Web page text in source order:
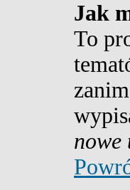
Jak
To
nowe